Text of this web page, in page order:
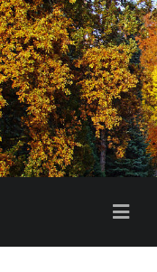
MENU